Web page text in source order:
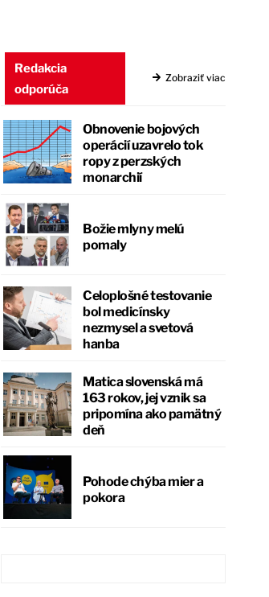
Redakcia
odporúča
Zobraziť viac
Obnovenie bojových
operácií uzavrelo tok
ropy z perzských
monarchií
Božie mlyny melú
pomaly
Celoplošné testovanie
bol medicínsky
nezmysel a svetová
hanba
Matica slovenská má
163 rokov, jej vznik sa
pripomína ako pamätný
deň
Pohode chýba mier a
pokora